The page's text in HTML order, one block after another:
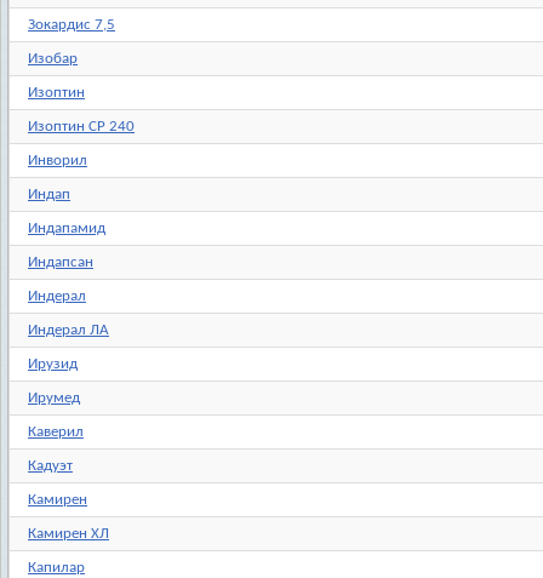
Зокардис 7,5
Изобар
Изоптин
Изоптин СР 240
Инворил
Индап
Индапамид
Индапсан
Индерал
Индерал ЛА
Ирузид
Ирумед
Каверил
Кадуэт
Камирен
Камирен ХЛ
Капилар